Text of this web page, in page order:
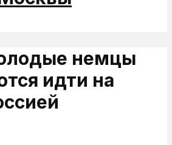
немцы
идти на